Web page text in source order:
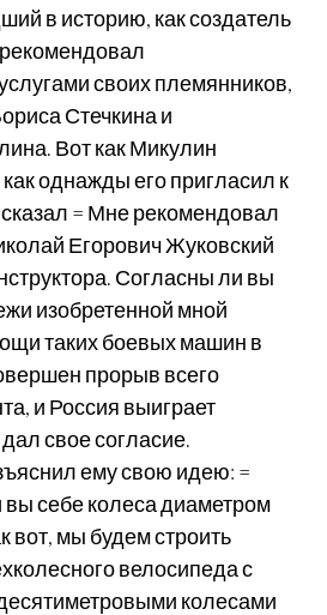
в историю, как создатель
своих племянников,
Стечкина и
Вот как Микулин
однажды его пригласил к
= Мне рекомендовал
Егорович Жуковский
Согласны ли вы
изобретенной мной
таких боевых машин в
прорыв всего
и Россия выиграет
свое согласие.
ему свою идею: =
вы себе колеса диаметром
вот, мы будем строить
велосипеда с
колесами